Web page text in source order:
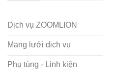
Dịch vụ ZOOMLION
Mạng lưới dịch vụ
Phụ tùng - Linh kiện